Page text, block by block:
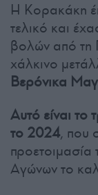
Η Κορακάκη
τελικό και
βολών από τη
χάλκινο
Βερόνικα
Αυτό είναι το
το 2024, που
Αγώνων το